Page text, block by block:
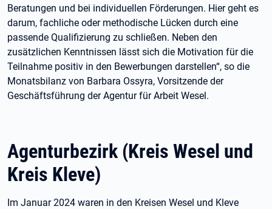
Beratungen und bei individuellen Förderungen. Hier geht es
darum, fachliche oder methodische Lücken durch eine
passende Qualifizierung zu schließen. Neben den
zusätzlichen Kenntnissen lässt sich die Motivation für die
Teilnahme positiv in den Bewerbungen darstellen“, so die
Monatsbilanz von Barbara Ossyra, Vorsitzende der
Geschäftsführung der Agentur für Arbeit Wesel.
Agenturbezirk (Kreis Wesel und
Kreis Kleve)
Im Januar 2024 waren in den Kreisen Wesel und Kleve